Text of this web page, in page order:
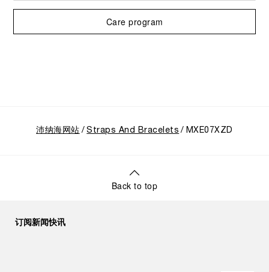
Care program
沛纳海网站 Straps And Bracelets MXE07XZD
Back to top
订阅新闻快讯